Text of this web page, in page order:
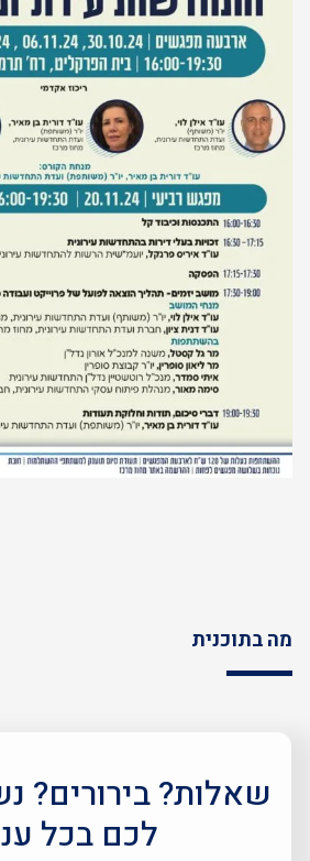
מה בתוכנית
שאלות? בירורים?
לכם בכל